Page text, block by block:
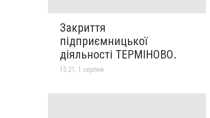
Закриття
підприємницької
діяльності ТЕРМІНОВО.
15:21, 1 серпня